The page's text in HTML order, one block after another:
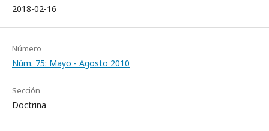
2018-02-16
Número
Núm. 75: Mayo - Agosto 2010
Sección
Doctrina